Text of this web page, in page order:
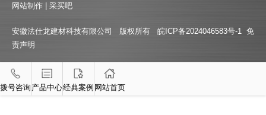
网站制作 | 采买吧
安徽法仕龙建材科技有限公司 版权所有 皖ICP备2024046583号-1
免
责声明
拨号咨询 产品中心经典案例 网站首页